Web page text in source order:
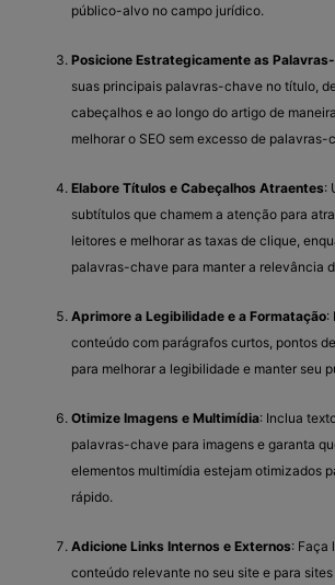
público-alvo no campo jurídico.
Posicione Estrategicamente as
suas principais palavras-chave no título,
cabeçalhos e ao longo do artigo de
melhorar o SEO sem excesso de palavras-
Elabore Títulos e Cabeçalhos Atraentes:
subtítulos que chamem a atenção para
leitores e melhorar as taxas de clique,
palavras-chave para manter a relevância
Aprimore a Legibilidade e a Formatação:
conteúdo com parágrafos curtos, pontos
para melhorar a legibilidade e manter seu
Otimize Imagens e Multimídia: Inclua
palavras-chave para imagens e garanta
elementos multimídia estejam otimizados
rápido.
Adicione Links Internos e Externos: Faça
conteúdo relevante no seu site e para